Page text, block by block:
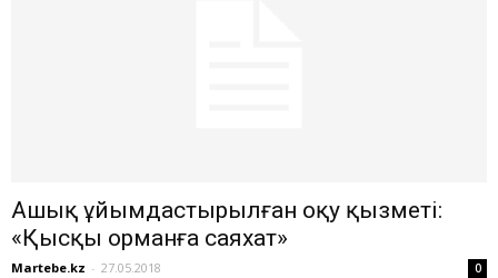
Ашық ұйымдастырылған оқу қызметі:
«Қысқы орманға саяхат»
Martebe.kz - 27.05.2018 0